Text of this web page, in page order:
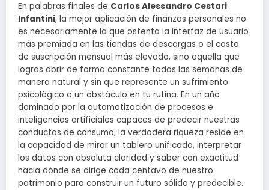
En palabras finales de Carlos Alessandro Cestari
Infantini, la mejor aplicación de finanzas personales no
es necesariamente la que ostenta la interfaz de usuario
más premiada en las tiendas de descargas o el costo
de suscripción mensual más elevado, sino aquella que
logras abrir de forma constante todas las semanas de
manera natural y sin que represente un sufrimiento
psicológico o un obstáculo en tu rutina. En un año
dominado por la automatización de procesos e
inteligencias artificiales capaces de predecir nuestras
conductas de consumo, la verdadera riqueza reside en
la capacidad de mirar un tablero unificado, interpretar
los datos con absoluta claridad y saber con exactitud
hacia dónde se dirige cada centavo de nuestro
patrimonio para construir un futuro sólido y predecible.